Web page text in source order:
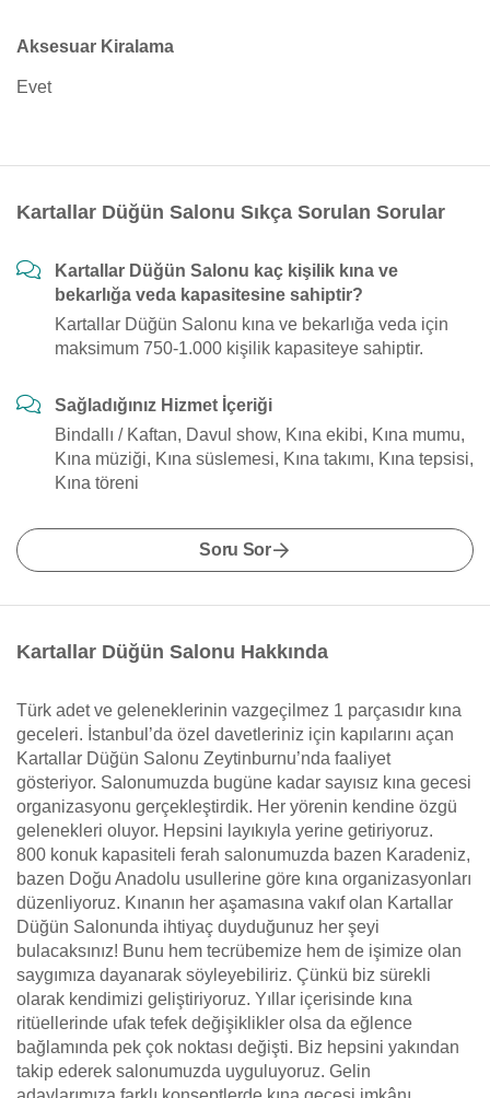
Aksesuar Kiralama
Evet
Kartallar Düğün Salonu Sıkça Sorulan Sorular
Kartallar Düğün Salonu kaç kişilik kına ve
bekarlığa veda kapasitesine sahiptir?
Kartallar Düğün Salonu kına ve bekarlığa veda için
maksimum 750-1.000 kişilik kapasiteye sahiptir.
Sağladığınız Hizmet İçeriği
Bindallı / Kaftan, Davul show, Kına ekibi, Kına mumu,
Kına müziği, Kına süslemesi, Kına takımı, Kına tepsisi,
Kına töreni
Soru Sor
Kartallar Düğün Salonu Hakkında
Türk adet ve geleneklerinin vazgeçilmez 1 parçasıdır kına
geceleri. İstanbul’da özel davetleriniz için kapılarını açan
Kartallar Düğün Salonu Zeytinburnu’nda faaliyet
gösteriyor. Salonumuzda bugüne kadar sayısız kına gecesi
organizasyonu gerçekleştirdik. Her yörenin kendine özgü
gelenekleri oluyor. Hepsini layıkıyla yerine getiriyoruz.
800 konuk kapasiteli ferah salonumuzda bazen Karadeniz,
bazen Doğu Anadolu usullerine göre kına organizasyonları
düzenliyoruz. Kınanın her aşamasına vakıf olan Kartallar
Düğün Salonunda ihtiyaç duyduğunuz her şeyi
bulacaksınız! Bunu hem tecrübemize hem de işimize olan
saygımıza dayanarak söyleyebiliriz. Çünkü biz sürekli
olarak kendimizi geliştiriyoruz. Yıllar içerisinde kına
ritüellerinde ufak tefek değişiklikler olsa da eğlence
bağlamında pek çok noktası değişti. Biz hepsini yakından
takip ederek salonumuzda uyguluyoruz. Gelin